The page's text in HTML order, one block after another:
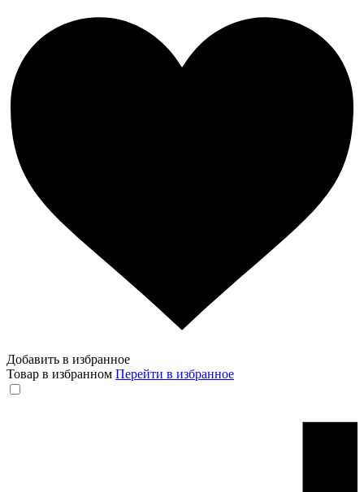
Добавить в избранное
Товар в избранном Перейти в избранное